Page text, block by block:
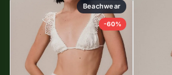
Beachwear
-60%